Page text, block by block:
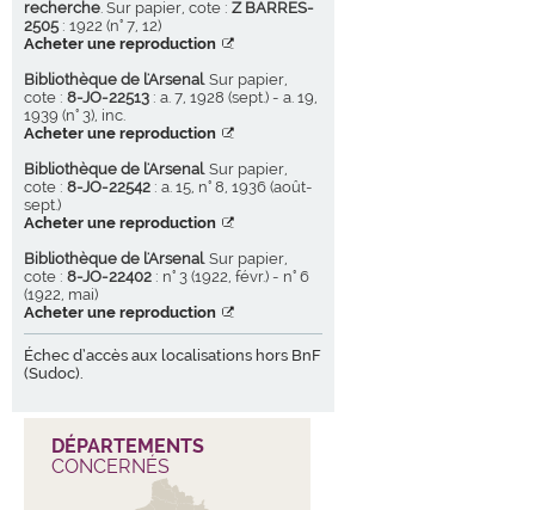
DÉPARTEMENTS
CONCERNÉS
recherche . Sur papier, cote : Z BARRES-
2505: 1922 (n° 7, 12)
Acheter une reproduction
Bibliothèque de l'Arsenal. Sur papier,
cote : 8-JO-22513 : a. 7, 1928 (sept.) - a. 19,
1939 (n° 3), inc.
Acheter une reproduction
Bibliothèque de l'Arsenal. Sur papier,
cote : 8-JO-22542 : a. 15, n° 8, 1936 (août-
sept.)
Acheter une reproduction
Bibliothèque de l'Arsenal. Sur papier,
cote : 8-JO-22402 : n° 3 (1922, févr.) - n° 6
(1922, mai)
Acheter une reproduction
Échec d’accès aux localisations hors BnF
(Sudoc).